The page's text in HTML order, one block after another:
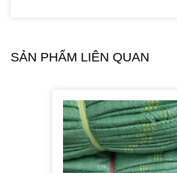
SẢN PHẨM LIÊN QUAN